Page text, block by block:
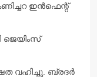
ഇൻഫെന്റ്
ജെയിംസ്
വഹിച്ചു. ബ്രദർ